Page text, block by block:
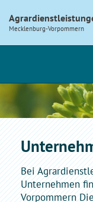
Mecklenburg-Vorpommern
Bei
Unternehmen
Vorpommern